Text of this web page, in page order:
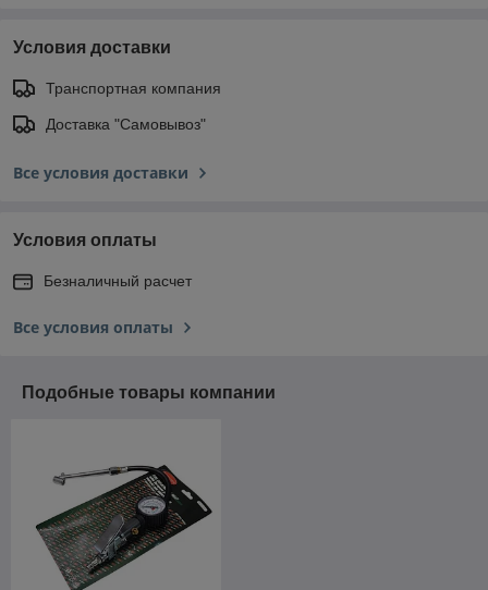
Условия доставки
Транспортная компания
Доставка "Самовывоз"
Все условия доставки
Условия оплаты
Безналичный расчет
Все условия оплаты
Подобные товары компании